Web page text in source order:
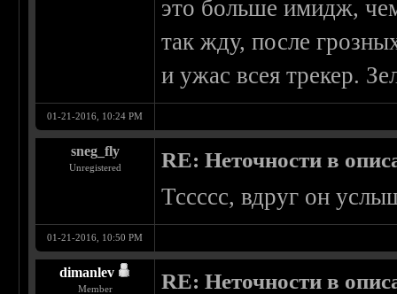
это больше имидж,
так жду, после
и ужас всея трекер.
01-21-2016, 10:24 PM
sneg_fly
Unregistered RE: Неточности в
Тссссс, вдруг он
01-21-2016, 10:50 PM
dimanlev
Member RE: Неточности в